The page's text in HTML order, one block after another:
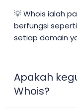
💡 Whois ialah
berfungsi
setiap domain
Apakah
Whois?